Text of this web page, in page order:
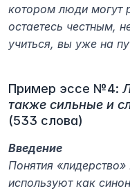
котором люди могут
остаетесь честным,
учиться, вы уже на
Пример эссе №4:
также сильные и
(533 слова)
Введение
Понятия
используют как